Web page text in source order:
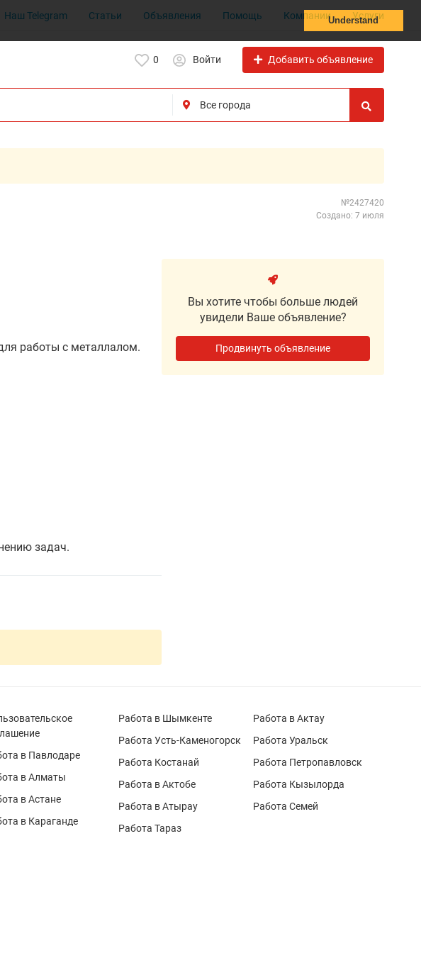
Understand
Наш Telegram Статьи Объявления Помощь Компании Услуги
0 Войти Добавить объявление
№2427420
Создано: 7 июля
работы с металлалом.
задач.
Вы хотите чтобы больше людей
увидели Ваше объявление?
Продвинуть объявление
в Павлодаре
в Алматы
в Астане
в Караганде
Работа в Шымкенте
Работа Усть-Каменогорск
Работа Костанай
Работа в Актобе
Работа в Атырау
Работа Тараз
Работа в Актау
Работа Уральск
Работа Петропавловск
Работа Кызылорда
Работа Семей